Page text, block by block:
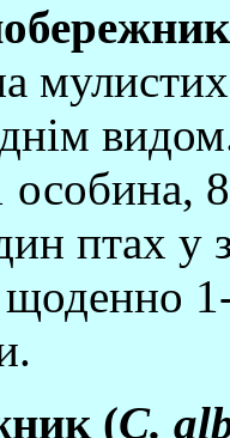
особина,
птах у
(C.